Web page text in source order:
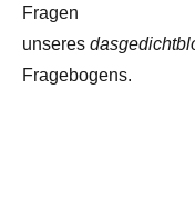
Fragen
unseres
Fragebogens.